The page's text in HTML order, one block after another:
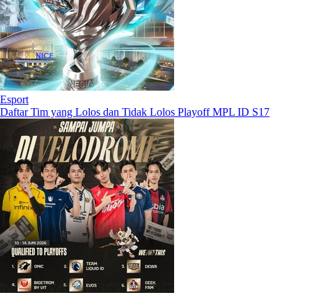
Esport
Daftar Tim yang Lolos dan Tidak Lolos Playoff MPL ID S17